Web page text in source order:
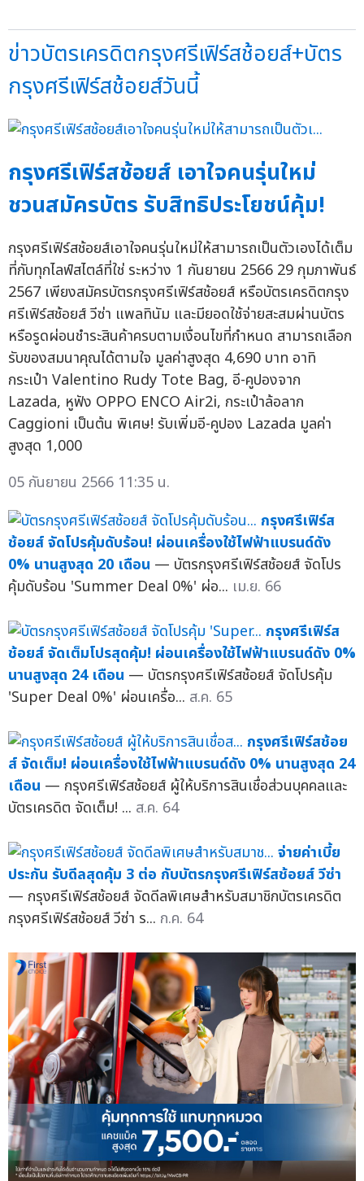
ข่าวบัตรเครดิตกรุงศรีเฟิร์สช้อยส์+บัตร
กรุงศรีเฟิร์สช้อยส์วันนี้
กรุงศรีเฟิร์สช้อยส์ เอาใจคนรุ่นใหม่
ชวนสมัครบัตร รับสิทธิประโยชน์คุ้ม!
กรุงศรีเฟิร์สช้อยส์เอาใจคนรุ่นใหม่ให้สามารถเป็นตัวเองได้เต็ม
ที่กับทุกไลฟ์สไตล์ที่ใช่ ระหว่าง 1 กันยายน 2566 29 กุมภาพันธ์
2567 เพียงสมัครบัตรกรุงศรีเฟิร์สช้อยส์ หรือบัตรเครดิตกรุง
ศรีเฟิร์สช้อยส์ วีซ่า แพลทินัม และมียอดใช้จ่ายสะสมผ่านบัตร
หรือรูดผ่อนชำระสินค้าครบตามเงื่อนไขที่กำหนด สามารถเลือก
รับของสมนาคุณได้ตามใจ มูลค่าสูงสุด 4,690 บาท อาทิ
กระเป๋า Valentino Rudy Tote Bag, อี-คูปองจาก
Lazada, หูฟัง OPPO ENCO Air2i, กระเป๋าล้อลาก
Caggioni เป็นต้น พิเศษ! รับเพิ่มอี-คูปอง Lazada มูลค่า
สูงสุด 1,000
05 กันยายน 2566 11:35 น.
กรุงศรีเฟิร์ส
ช้อยส์ จัดโปรคุ้มดับร้อน! ผ่อนเครื่องใช้ไฟฟ้าแบรนด์ดัง
0% นานสูงสุด 20 เดือน — บัตรกรุงศรีเฟิร์สช้อยส์ จัดโปร
คุ้มดับร้อน 'Summer Deal 0%' ผ่อ... เม.ย. 66
กรุงศรีเฟิร์ส
ช้อยส์ จัดเต็มโปรสุดคุ้ม! ผ่อนเครื่องใช้ไฟฟ้าแบรนด์ดัง 0%
นานสูงสุด 24 เดือน — บัตรกรุงศรีเฟิร์สช้อยส์ จัดโปรคุ้ม
'Super Deal 0%' ผ่อนเครื่อ... ส.ค. 65
กรุงศรีเฟิร์สช้อย
ส์ จัดเต็ม! ผ่อนเครื่องใช้ไฟฟ้าแบรนด์ดัง 0% นานสูงสุด 24
เดือน — กรุงศรีเฟิร์สช้อยส์ ผู้ให้บริการสินเชื่อส่วนบุคคลและ
บัตรเครดิต จัดเต็ม! ... ส.ค. 64
จ่ายค่าเบี้ย
ประกัน รับดีลสุดคุ้ม 3 ต่อ กับบัตรกรุงศรีเฟิร์สช้อยส์ วีซ่า
— กรุงศรีเฟิร์สช้อยส์ จัดดีลพิเศษสำหรับสมาชิกบัตรเครดิต
กรุงศรีเฟิร์สช้อยส์ วีซ่า ร... ก.ค. 64